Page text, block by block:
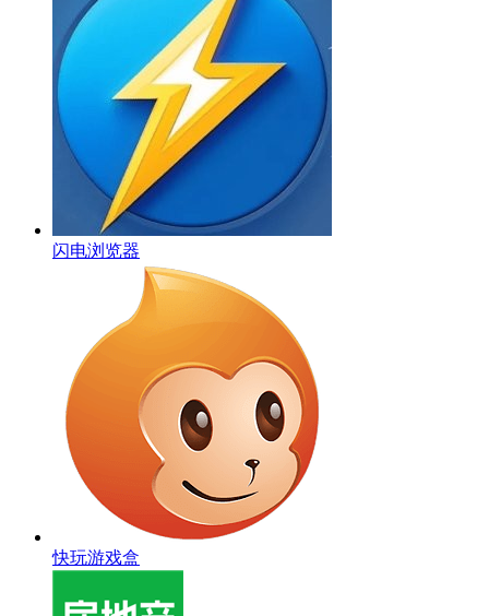
闪电浏览器
快玩游戏盒